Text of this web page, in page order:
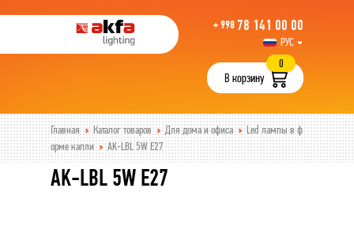
+ 998 78 141 00 00
РУС
UZB
В корзину
0
Главная Каталог товаров Для дома и офиса
Led лампы в ф
орме капли
AK-LBL 5W E27
AK-LBL 5W E27